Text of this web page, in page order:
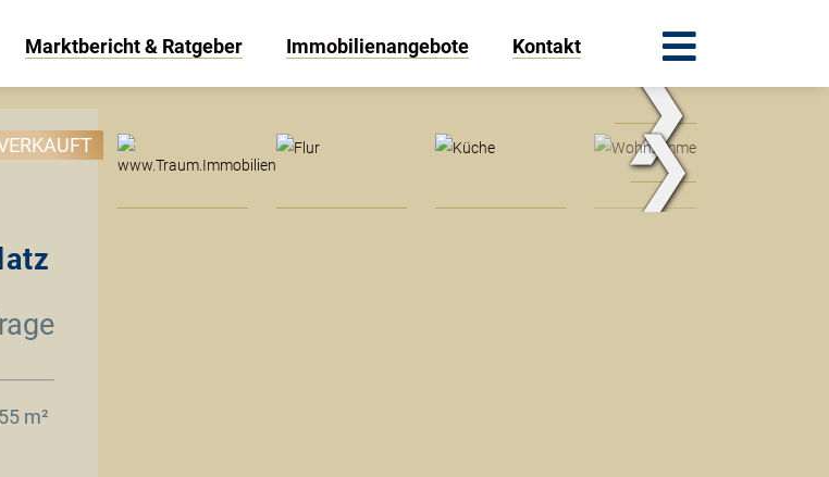
Marktbericht & Ratgeber Immobilienangebote Kontakt
m²
www.Traum.Immobilien ❯
❯